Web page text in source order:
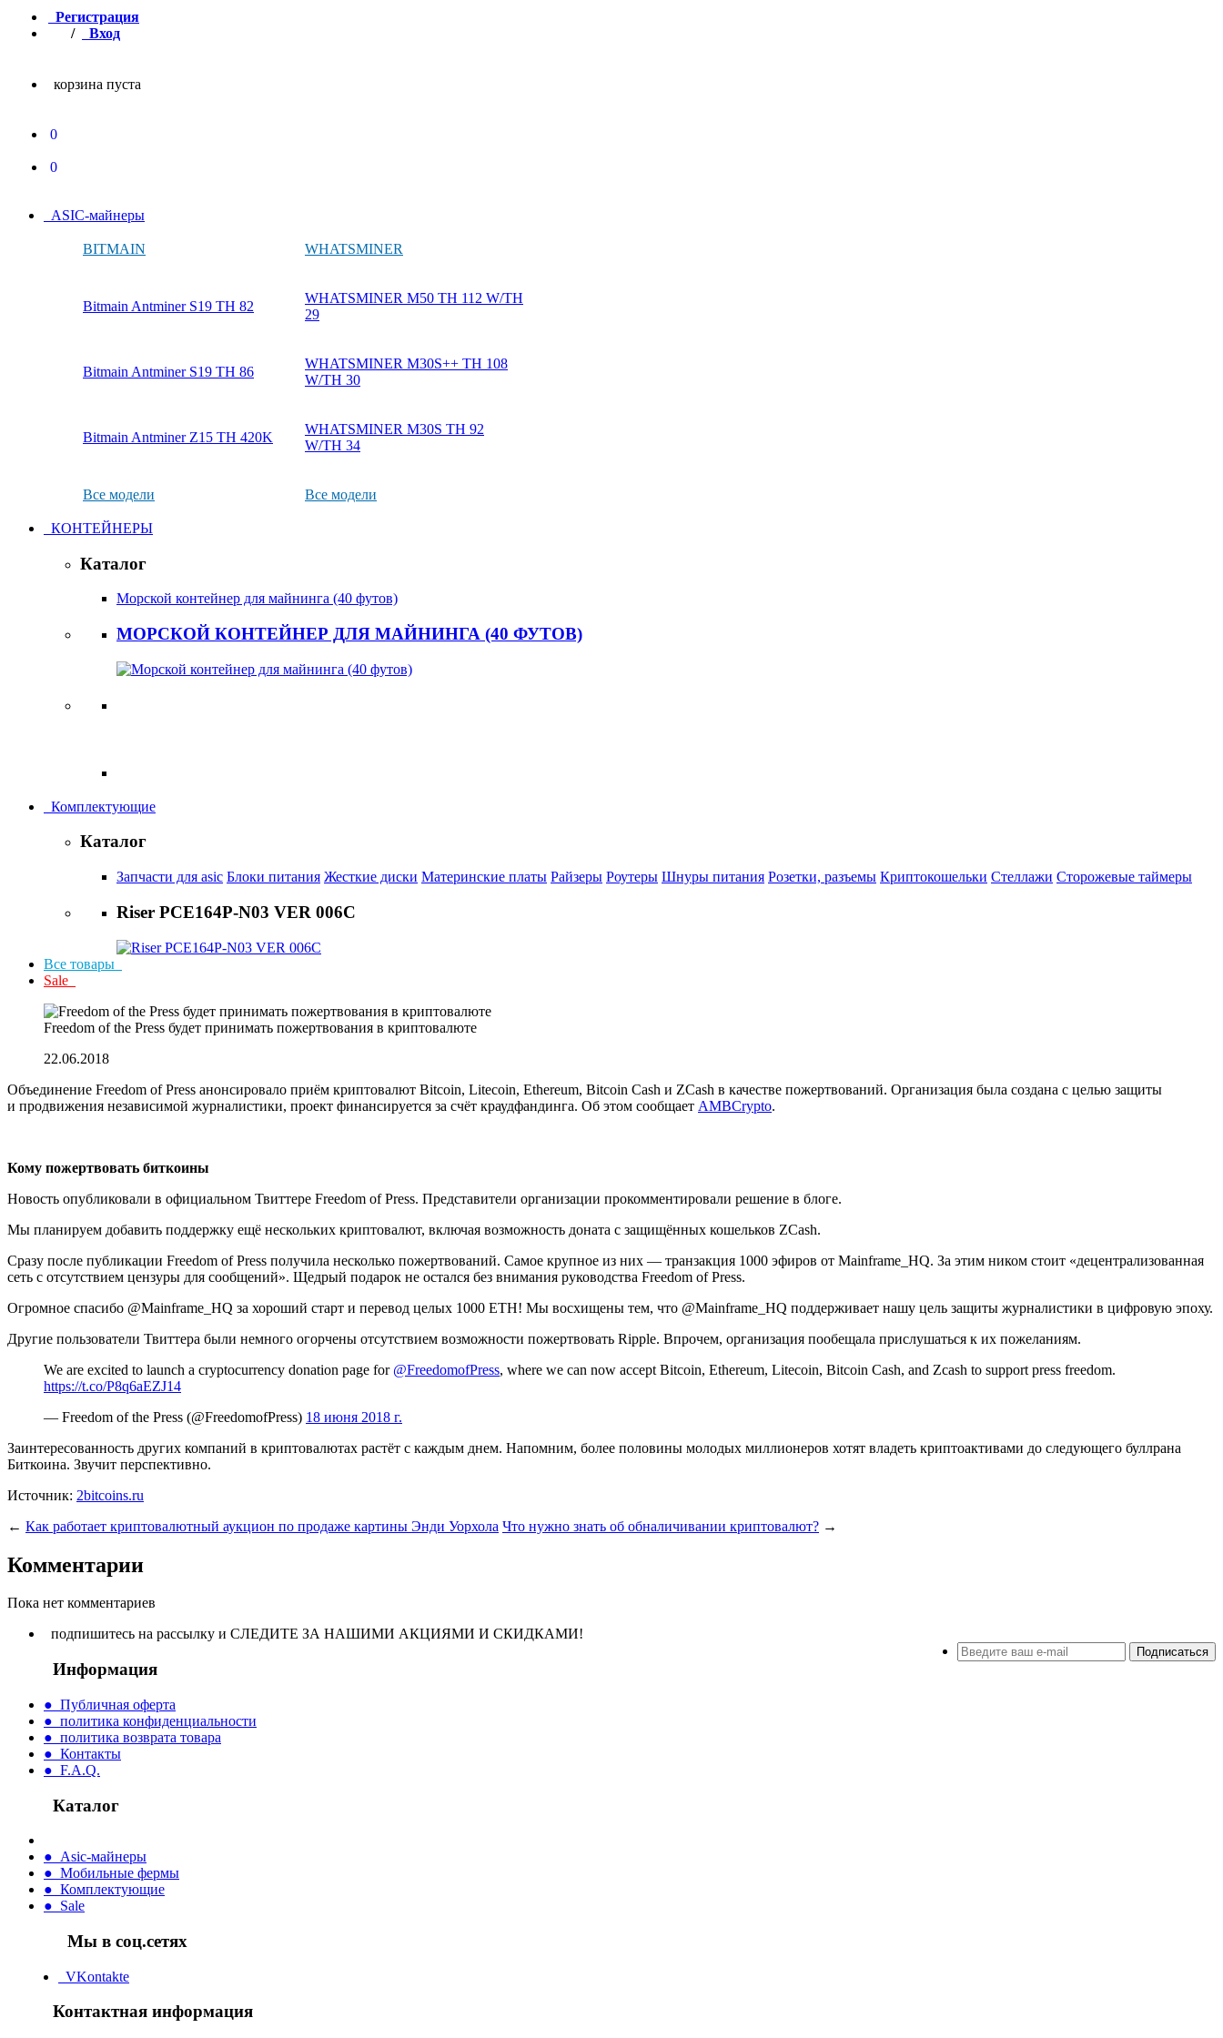
Регистрация
/
Вход
корзина пуста
0
0
ASIC-майнеры
BITMAIN WHATSMINER
Bitmain Antminer S19 TH 82
WHATSMINER M50 TH 112 W/TH
29
Bitmain Antminer S19 TH 86
WHATSMINER M30S++ TH 108
W/TH 30
Bitmain Antminer Z15 TH 420K
WHATSMINER M30S TH 92
W/TH 34
Все модели Все модели
КОНТЕЙНЕРЫ
Каталог
Морской контейнер для майнинга (40 футов)
МОРСКОЙ КОНТЕЙНЕР ДЛЯ МАЙНИНГА (40 ФУТОВ)
Комплектующие
Каталог
Запчасти для asic Блоки питания Жесткие диски Материнские платы Райзеры Роутеры Шнуры питания Розетки, разъемы Криптокошельки Стеллажи Сторожевые таймеры
Riser PCE164P-N03 VER 006C
Все товары
Sale
Freedom of the Press будет принимать пожертвования в криптовалюте
22.06.2018
Объединение Freedom of Press анонсировало приём криптовалют Bitcoin, Litecoin, Ethereum, Bitcoin Cash и ZCash в качестве пожертвований. Организация была создана с целью защиты
и продвижения независимой журналистики, проект финансируется за счёт краудфандинга. Об этом сообщает AMBCrypto.
Кому пожертвовать биткоины
Новость опубликовали в официальном Твиттере Freedom of Press. Представители организации прокомментировали решение в блоге.
Мы планируем добавить поддержку ещё нескольких криптовалют, включая возможность доната с защищённых кошельков ZCash.
Сразу после публикации Freedom of Press получила несколько пожертвований. Самое крупное из них — транзакция 1000 эфиров от Mainframe_HQ. За этим ником стоит «децентрализованная
сеть с отсутствием цензуры для сообщений». Щедрый подарок не остался без внимания руководства Freedom of Press.
Огромное спасибо @Mainframe_HQ за хороший старт и перевод целых 1000 ETH! Мы восхищены тем, что @Mainframe_HQ поддерживает нашу цель защиты журналистики в цифровую эпоху.
Другие пользователи Твиттера были немного огорчены отсутствием возможности пожертвовать Ripple. Впрочем, организация пообещала прислушаться к их пожеланиям.
We are excited to launch a cryptocurrency donation page for @FreedomofPress, where we can now accept Bitcoin, Ethereum, Litecoin, Bitcoin Cash, and Zcash to support press freedom.
https://t.co/P8q6aEZJ14
— Freedom of the Press (@FreedomofPress) 18 июня 2018 г.
Заинтересованность других компаний в криптовалютах растёт с каждым днем. Напомним, более половины молодых миллионеров хотят владеть криптоактивами до следующего буллрана
Биткоина. Звучит перспективно.
Источник: 2bitcoins.ru
← Как работает криптовалютный аукцион по продаже картины Энди Уорхола Что нужно знать об обналичивании криптовалют? →
Комментарии
Пока нет комментариев
подпишитесь на рассылку и СЛЕДИТЕ ЗА НАШИМИ АКЦИЯМИ И СКИДКАМИ!
Подписаться
Информация
● Публичная оферта
● политика конфиденциальности
● политика возврата товара
● Контакты
● F.A.Q.
Каталог
● Asic-майнеры
● Мобильные фермы
● Комплектующие
● Sale
Мы в соц.сетях
VKontakte
Контактная информация